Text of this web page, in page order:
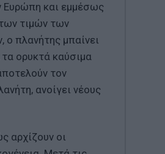
Ευρώπη και εμμέσως
τιμών των
ο πλανήτης μπαίνει
τα ορυκτά καύσιμα
τον
ανοίγει νέους
αρχίζουν οι